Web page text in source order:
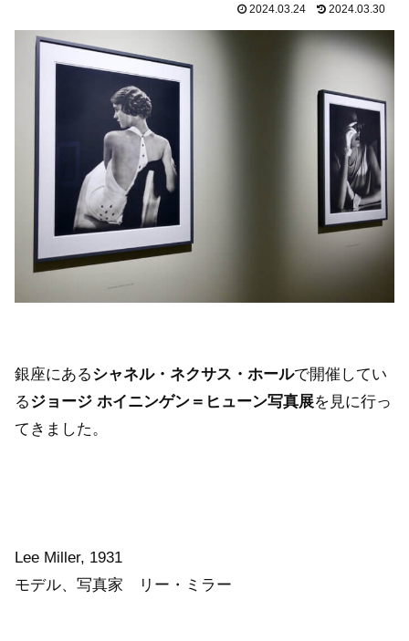
2024.03.24 2024.03.30
銀座にあるシャネル・ネクサス・ホールで開催してい
るジョージ ホイニンゲン＝ヒューン写真展を見に行っ
てきました。
Lee Miller, 1931
モデル、写真家 リー・ミラー